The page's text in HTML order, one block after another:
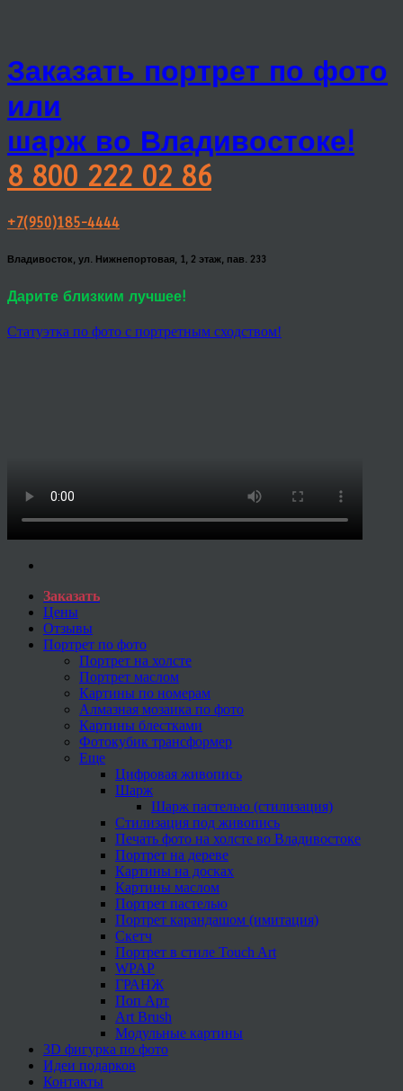
Заказать портрет по фото
или
шарж во Владивостоке!
8 800 222 02 86
+7(950)185-4444
Владивосток, ул. Нижнепортовая, 1, 2 этаж, пав. 233
Дарите близким лучшее!
Статуэтка по фото с портретным сходством!
Заказать
Цены
Отзывы
Портрет по фото
Портрет на холсте
Портрет маслом
Картины по номерам
Алмазная мозаика по фото
Картины блестками
Фотокубик трансформер
Еще
Цифровая живопись
Шарж
Шарж пастелью (стилизация)
Стилизация под живопись
Печать фото на холсте во Владивостоке
Портрет на дереве
Картины на досках
Картины маслом
Портрет пастелью
Портрет карандашом (имитация)
Скетч
Портрет в стиле Touch Art
WPAP
ГРАНЖ
Поп Арт
Art Brush
Модульные картины
3D фигурка по фото
Идеи подарков
Контакты